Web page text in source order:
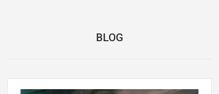
BLOG